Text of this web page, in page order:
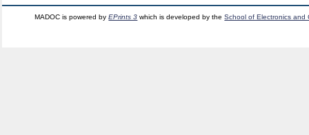
MADOC is powered byEPrints 3 which is developed by theSchool of Electronics and